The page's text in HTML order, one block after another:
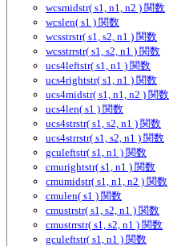
wcsmidstr( s1, n1, n2 ) 関数
wcslen( s1 ) 関数
wcsstrstr( s1, s2, n1 ) 関数
wcsstrrstr( s1, s2, n1 ) 関数
ucs4leftstr( s1, n1 ) 関数
ucs4rightstr( s1, n1 ) 関数
ucs4midstr( s1, n1, n2 ) 関数
ucs4len( s1 ) 関数
ucs4strstr( s1, s2, n1 ) 関数
ucs4strrstr( s1, s2, n1 ) 関数
gculeftstr( s1, n1 ) 関数
cmurightstr( s1, n1 ) 関数
cmumidstr( s1, n1, n2 ) 関数
cmulen( s1 ) 関数
cmustrstr( s1, s2, n1 ) 関数
cmustrrstr( s1, s2, n1 ) 関数
gculeftstr( s1, n1 ) 関数